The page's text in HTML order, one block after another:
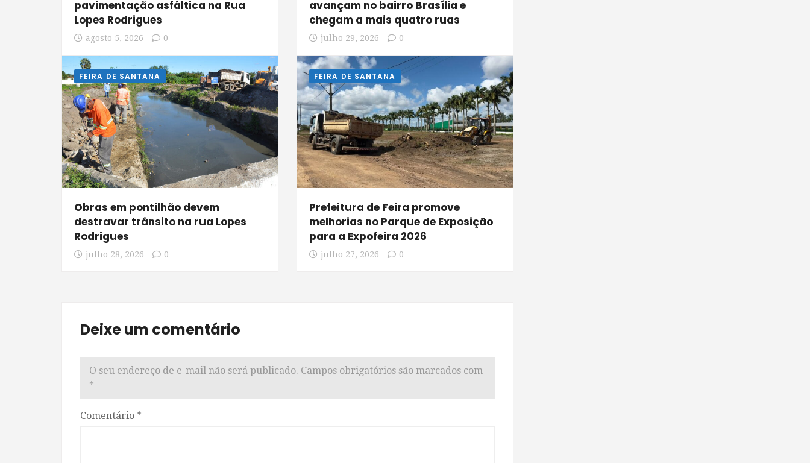
pavimentação asfáltica na Rua
Lopes Rodrigues
agosto 5, 2026 0
avançam no bairro Brasília e
chegam a mais quatro ruas
julho 29, 2026 0
FEIRA DE SANTANA
Obras em pontilhão devem
destravar trânsito na rua Lopes
Rodrigues
julho 28, 2026 0
FEIRA DE SANTANA
Prefeitura de Feira promove
melhorias no Parque de Exposição
para a Expofeira 2026
julho 27, 2026 0
Deixe um comentário
O seu endereço de e-mail não será publicado. Campos obrigatórios são marcados com
*
Comentário *